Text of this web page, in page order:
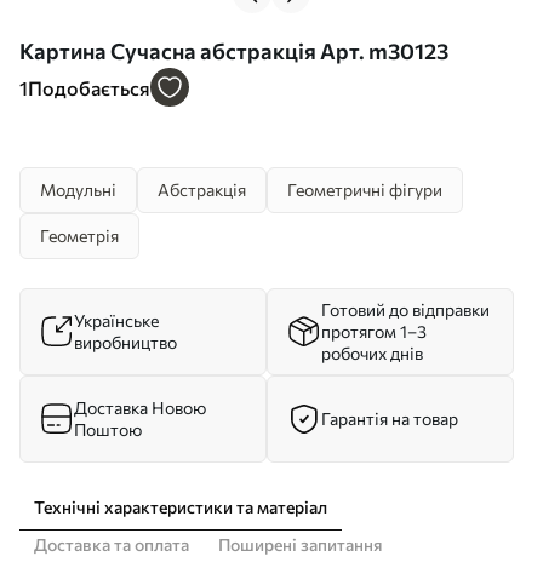
Картина Сучасна абстракція Арт. m30123
1Подобається
Модульні Абстракція Геометричні фігури
Геометрія
Українське
виробництво
Готовий до відправки
протягом 1–3
робочих днів
Доставка Новою
Поштою
Гарантія на товар
Технічні характеристики та матеріал
Доставка та оплата
Поширені запитання